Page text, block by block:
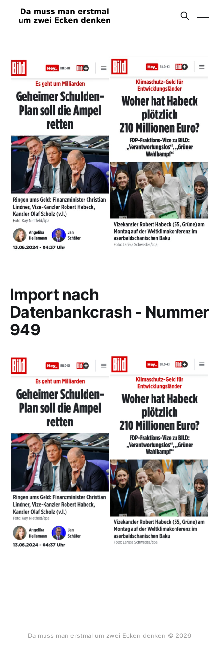
Import nach
Datenbankcrash - Nummer
949
Da muss man erstmal um zwei Ecken denken © 2026